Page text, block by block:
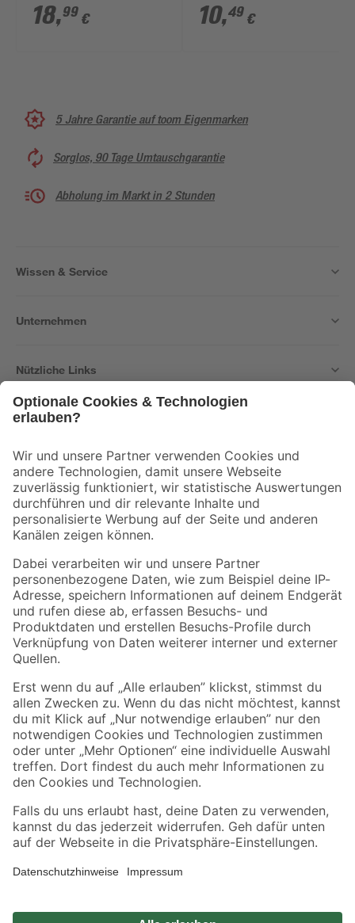
18,99 €
Druckknopf
10,49 €
5 Jahre Garantie auf toom Eigenmarken
Sorglos, 90 Tage Umtauschgarantie
Abholung im Markt in 2 Stunden
Wissen & Service
Unternehmen
Nützliche Links
Der toom Newsletter: Keine Angebote und Aktionen mehr verpassen!
Zur Newsletter Anmeldung
Folge uns
Zahlungsarten Versandarten
Sicher einkaufen
Jetzt die toom-App herunterladen
Alle Preisangaben in EUR inkl. gesetzl. MwSt.. Die dargestellten Angebote sind unter
Umständen nicht in allen Märkten verfügbar. Die angegebenen Verfügbarkeiten beziehen
Produkte nur solange der Vorrat reicht.
*Paketversand ab 59 € versandkostenfrei, gilt nicht für Artikel mit Speditionsversand, hier